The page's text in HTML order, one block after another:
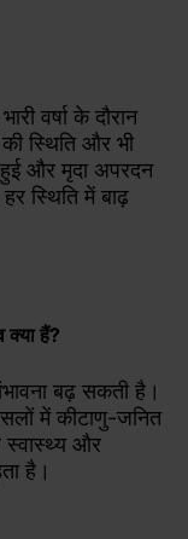
वर्षा के दौरान
स्थिति और भी
हुई और मृदा अपरदन
स्थिति में बाढ़
क्या हैं?
बढ़ सकती है।
में कीटाणु-जनित
स्वास्थ्य और
है।